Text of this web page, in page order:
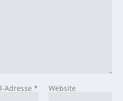
Adresse * Website